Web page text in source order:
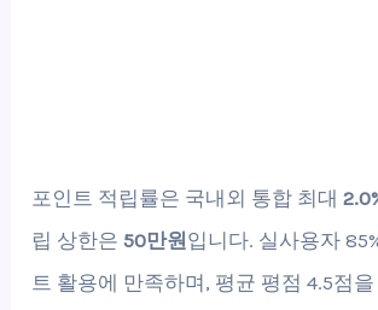
포인트 적립률은 국내외 통합 최대
립 상한은50만원입니다. 실사용자
트 활용에 만족하며, 평균 평점 4.5점